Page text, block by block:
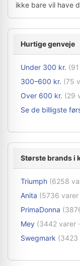
ikke bare vil have
Hurtige genveje
Under 300 kr.
300–600 kr. (75
Over 600 kr. (29
Se de billigste
Største brands i
Triumph (6258
Anita (5736 varer
PrimaDonna
Mey (3442 varer
Swegmark (3423